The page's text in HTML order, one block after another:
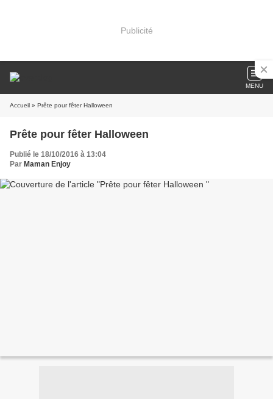
Publicité
MENU
Accueil » Prête pour fêter Halloween
Prête pour fêter Halloween
Publié le 18/10/2016 à 13:04
Par Maman Enjoy